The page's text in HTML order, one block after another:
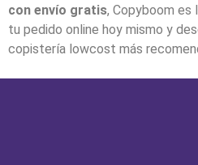
con envío gratis, Copyboom es
tu pedido online hoy mismo y
copistería lowcost más